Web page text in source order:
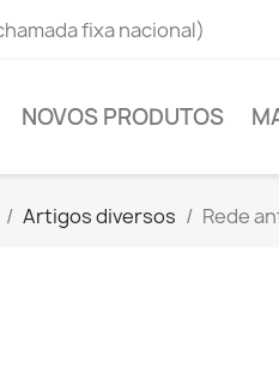
fixa nacional)
NOVOS PRODUTOS
Artigos diversos Rede